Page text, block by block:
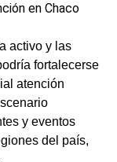
de Puerto
que el dragado
el
las
del río, y
permanente
activo y las
fortalecerse
atención
y eventos
del país,